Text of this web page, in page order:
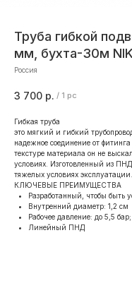
Труба гибкой
мм, бухта-30м
Россия
3 700 р. / 1 pc
Гибкая труба
это мягкий и гибкий
надежное соединение от
текстуре материала он не
условиях. Изготовленный из
тяжелых условиях эксплуатации.
КЛЮЧЕВЫЕ ПРЕИМУЩЕСТВА
Разработанный, чтобы быть
Внутренний диаметр: 1,2 см
Рабочее давление: до 5,5
Линейный ПНД